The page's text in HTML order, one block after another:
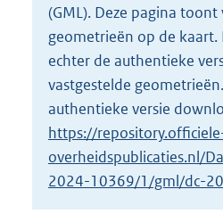
(GML). Deze pagina toont
geometrieën op de kaart.
echter de authentieke
vastgestelde
authentieke versie
https://
overheidspublicaties.nl/
2024-10369/1/gml/dc-